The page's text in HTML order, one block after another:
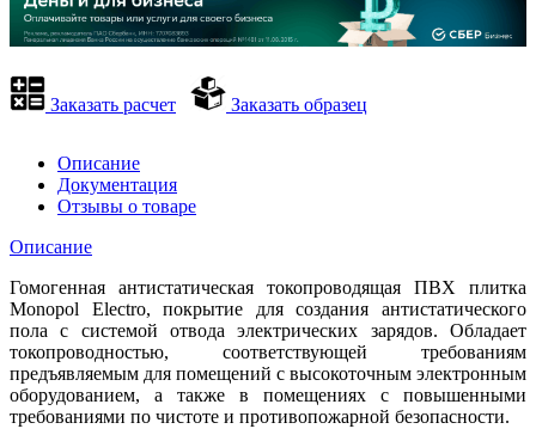
Заказать расчет Заказать образец
Описание
Документация
Отзывы о товаре
Описание
Гомогенная антистатическая токопроводящая ПВХ плитка
Monopol Electro, покрытие для создания антистатического
пола с системой отвода электрических зарядов. Обладает
токопроводностью, соответствующей требованиям
предъявляемым для помещений с высокоточным электронным
оборудованием, а также в помещениях с повышенными
требованиями по чистоте и противопожарной безопасности.